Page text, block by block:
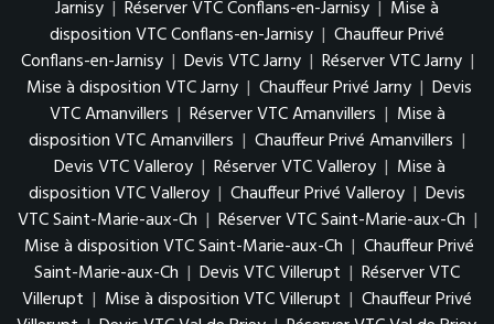
Jarnisy | Réserver VTC Conflans-en-Jarnisy | Mise à
disposition VTC Conflans-en-Jarnisy | Chauffeur Privé
Conflans-en-Jarnisy | Devis VTC Jarny | Réserver VTC Jarny |
Mise à disposition VTC Jarny | Chauffeur Privé Jarny | Devis
VTC Amanvillers | Réserver VTC Amanvillers | Mise à
disposition VTC Amanvillers | Chauffeur Privé Amanvillers |
Devis VTC Valleroy | Réserver VTC Valleroy | Mise à
disposition VTC Valleroy | Chauffeur Privé Valleroy | Devis
VTC Saint-Marie-aux-Ch | Réserver VTC Saint-Marie-aux-Ch |
Mise à disposition VTC Saint-Marie-aux-Ch | Chauffeur Privé
Saint-Marie-aux-Ch | Devis VTC Villerupt | Réserver VTC
Villerupt | Mise à disposition VTC Villerupt | Chauffeur Privé